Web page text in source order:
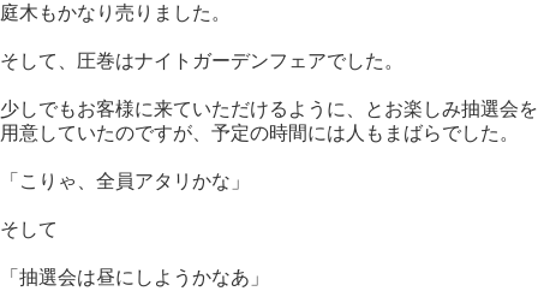
庭木もかなり売りました。
そして、圧巻はナイトガーデンフェアでした。
少しでもお客様に来ていただけるように、とお楽しみ抽選会を
用意していたのですが、予定の時間には人もまばらでした。
「こりゃ、全員アタリかな」
そして
「抽選会は昼にしようかなあ」